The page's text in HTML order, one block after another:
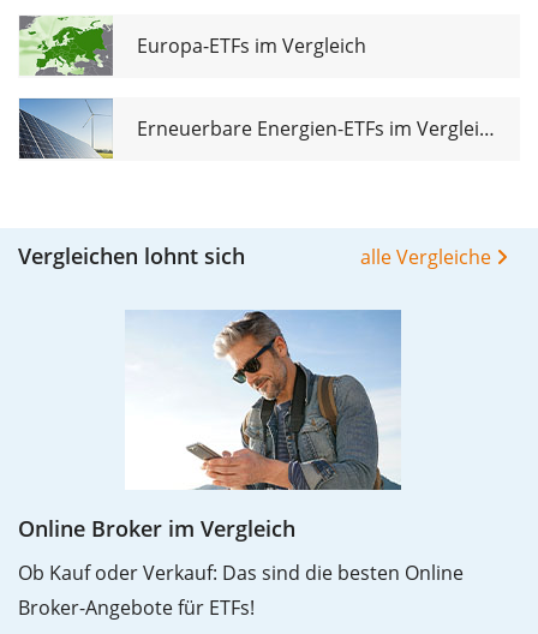
Europa-ETFs im Vergleich
Erneuerbare Energien-ETFs im Vergleich
Vergleichen lohnt sich alle Vergleiche
Online Broker im Vergleich
Ob Kauf oder Verkauf: Das sind die besten Online
Broker-Angebote für ETFs!